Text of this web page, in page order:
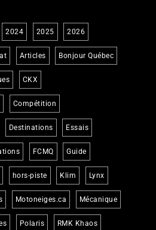
2024 2025 2026
Articles Bonjour Québec
CKX
Compétition
Destinations Essais
FCMQ Guide
hors-piste Klim Lynx
Motoneiges.ca Mécanique
Polaris RMK Khaos